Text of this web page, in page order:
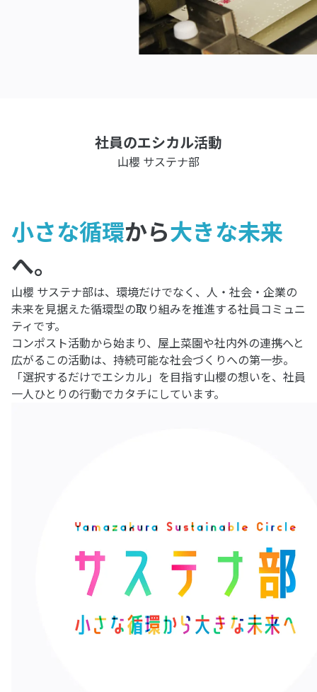
社員のエシカル活動
山櫻 サステナ部
小さな循環から大きな未来
へ。
山櫻 サステナ部は、環境だけでなく、人・社会・企業の
未来を見据えた循環型の取り組みを推進する社員コミュニ
ティです。
コンポスト活動から始まり、屋上菜園や社内外の連携へと
広がるこの活動は、持続可能な社会づくりへの第一歩。
「選択するだけでエシカル」を目指す山櫻の想いを、社員
一人ひとりの行動でカタチにしています。